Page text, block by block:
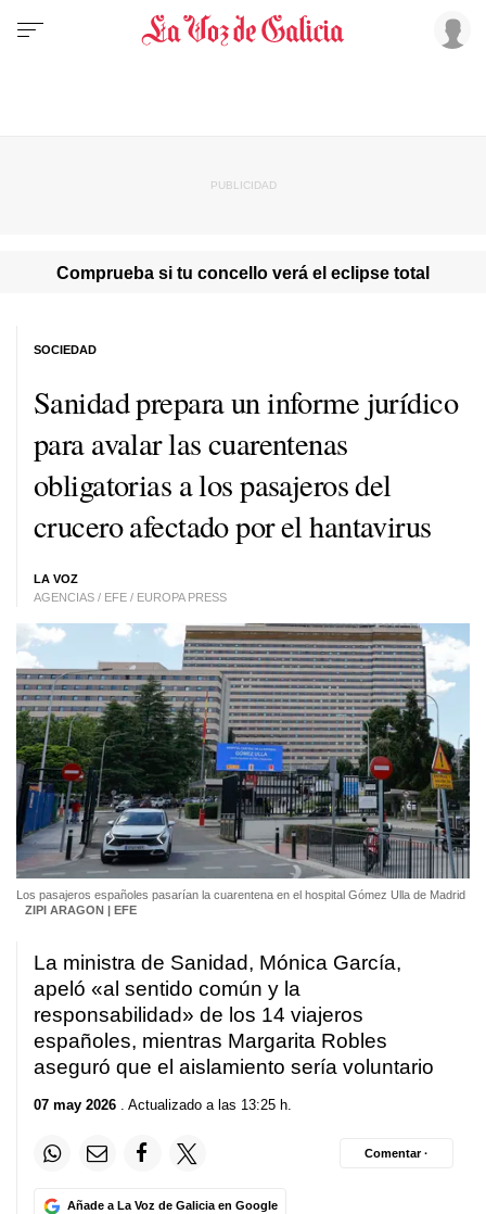
Comprueba si tu concello verá el eclipse total
Sanidad prepara un informe jurídico
para avalar las cuarentenas
obligatorias a los pasajeros del
crucero afectado por el hantavirus
LA VOZ
AGENCIAS / EFE / EUROPA PRESS
SOCIEDAD
Los pasajeros españoles pasarían la cuarentena en el hospital Gómez Ulla de Madrid
ZIPI ARAGON | EFE
La ministra de Sanidad, Mónica García,
apeló «al sentido común y la
responsabilidad» de los 14 viajeros
españoles, mientras Margarita Robles
aseguró que el aislamiento sería voluntario
07 may 2026 . Actualizado a las 13:25 h.
Añade a La Voz de Galicia en Google
Comentar ·